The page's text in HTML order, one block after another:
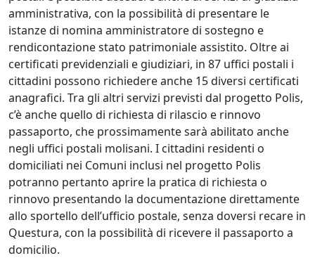
amministrativa, con la possibilità di presentare le
istanze di nomina amministratore di sostegno e
rendicontazione stato patrimoniale assistito. Oltre ai
certificati previdenziali e giudiziari, in 87 uffici postali i
cittadini possono richiedere anche 15 diversi certificati
anagrafici. Tra gli altri servizi previsti dal progetto Polis,
c’è anche quello di richiesta di rilascio e rinnovo
passaporto, che prossimamente sarà abilitato anche
negli uffici postali molisani. I cittadini residenti o
domiciliati nei Comuni inclusi nel progetto Polis
potranno pertanto aprire la pratica di richiesta o
rinnovo presentando la documentazione direttamente
allo sportello dell’ufficio postale, senza doversi recare in
Questura, con la possibilità di ricevere il passaporto a
domicilio.